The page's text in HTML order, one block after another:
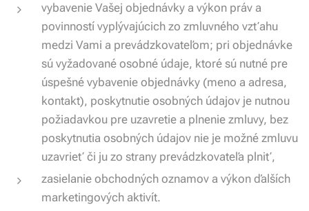
vybavenie Vašej objednávky a výkon práv a
povinností vyplývajúcich zo zmluvného vzťahu
medzi Vami a prevádzkovateľom; pri objednávke
sú vyžadované osobné údaje, ktoré sú nutné pre
úspešné vybavenie objednávky (meno a adresa,
kontakt), poskytnutie osobných údajov je nutnou
požiadavkou pre uzavretie a plnenie zmluvy, bez
poskytnutia osobných údajov nie je možné zmluvu
uzavrieť či ju zo strany prevádzkovateľa plniť,
zasielanie obchodných oznamov a výkon ďalších
marketingových aktivít.